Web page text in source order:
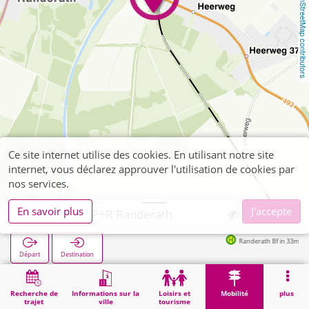
OpenStreetMap contributors
Recherche de
trajet
Informations sur la
ville
Loisirs et
tourisme
Mobilité plus
Heinsberg, P+R Randerath
Départ Destination
Randerath Bf in 33m
Démarrage Heinsberg, P+R Randerath
Ce site internet utilise des cookies. En utilisant notre site
internet, vous déclarez approuver l'utilisation de cookies par
nos services.
En savoir plus
J'accepte